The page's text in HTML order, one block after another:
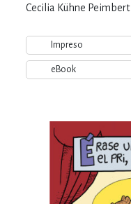
Cecilia Kühne Peimbert
Impreso
eBook